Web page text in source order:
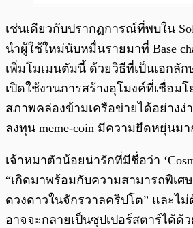
เช่นเดียวกับปรากฏการณ์ที่พบใน
นำผู้ใช้ใหม่นับหมื่นรายมาที่ Base
เพิ่มโมเมนตัมนี้ ด้วยวิธีที่เป็นเอกลั
เปิดใช้งานการสร้างอุโมงค์ที่เชื่อมโ
สภาพคล่องข้ามเครือข่ายได้อย่างง่
ลงทุน meme-coin มีความยืดหยุ่นม
เจ้าหมาตัวน้อยน่ารักที่มีชื่อว่า
“เกิดมาพร้อมกับความสามารถพิเศ
ดวงดาวในจักรวาลคริปโต” และไม่
อาจจะกลายเป็นซุปเปอร์สตาร์ได้ด้ว